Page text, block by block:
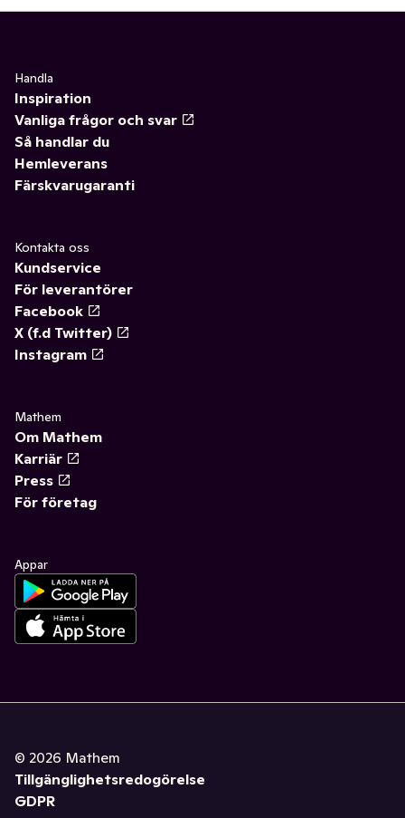
Handla
Inspiration
Vanliga frågor och svar
Så handlar du
Hemleverans
Färskvarugaranti
Kontakta oss
Kundservice
För leverantörer
Facebook
X (f.d Twitter)
Instagram
Mathem
Om Mathem
Karriär
Press
För företag
Appar
© 2026 Mathem
Tillgänglighetsredogörelse
GDPR